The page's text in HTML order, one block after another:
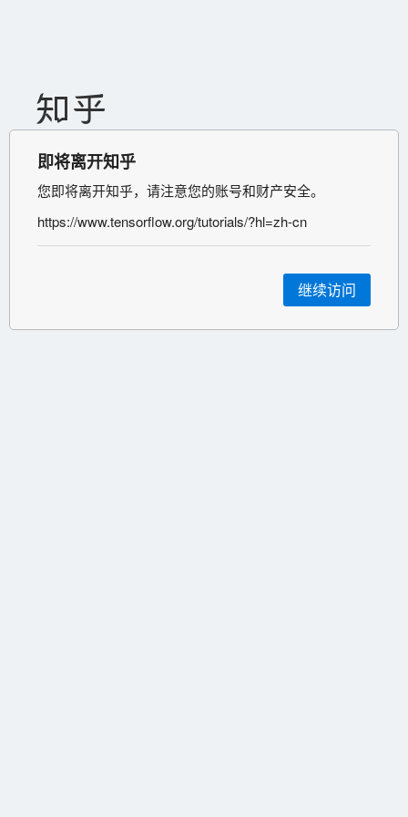
即将离开知乎
您即将离开知乎，请注意您的账号和财产安全。
https://www.tensorflow.org/tutorials/?hl=zh-cn
继续访问